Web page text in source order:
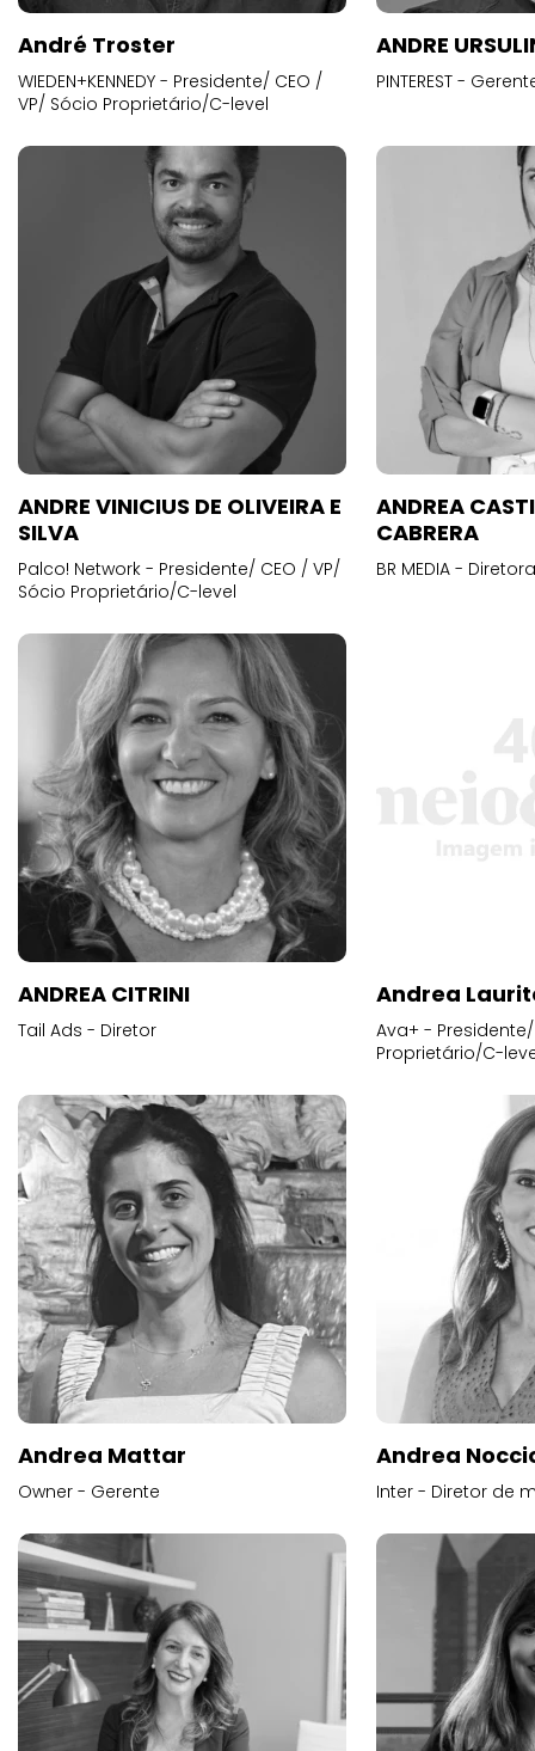
André Troster
WIEDEN+KENNEDY - Presidente/ CEO /
VP/ Sócio Proprietário/C-level
ANDRE
PINTEREST -
ANDRE VINICIUS DE OLIVEIRA E
SILVA
Palco! Network - Presidente/ CEO / VP/
Sócio Proprietário/C-level
ANDREA
CABRERA
BR MEDIA -
ANDREA CITRINI
Tail Ads - Diretor
Andrea
Ava+ -
Proprietário/C-
Andrea Mattar
Owner - Gerente
Andrea
Inter - Diretor de